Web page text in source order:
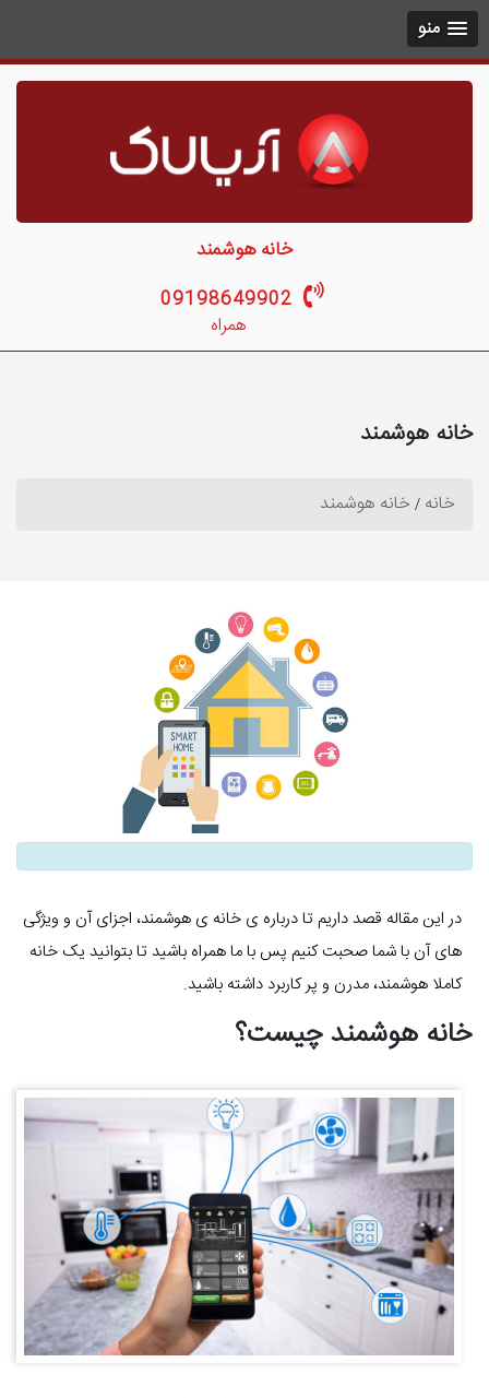
منو
خانه هوشمند
09198649902
همراه
خانه هوشمند
خانه خانه هوشمند
در این مقاله قصد داریم تا درباره ی خانه ی هوشمند، اجزای آن و ویژگی
های آن با شما صحبت کنیم پس با ما همراه باشید تا بتوانید یک خانه
کاملا هوشمند، مدرن و پر کاربرد داشته باشید.
خانه هوشمند چیست؟